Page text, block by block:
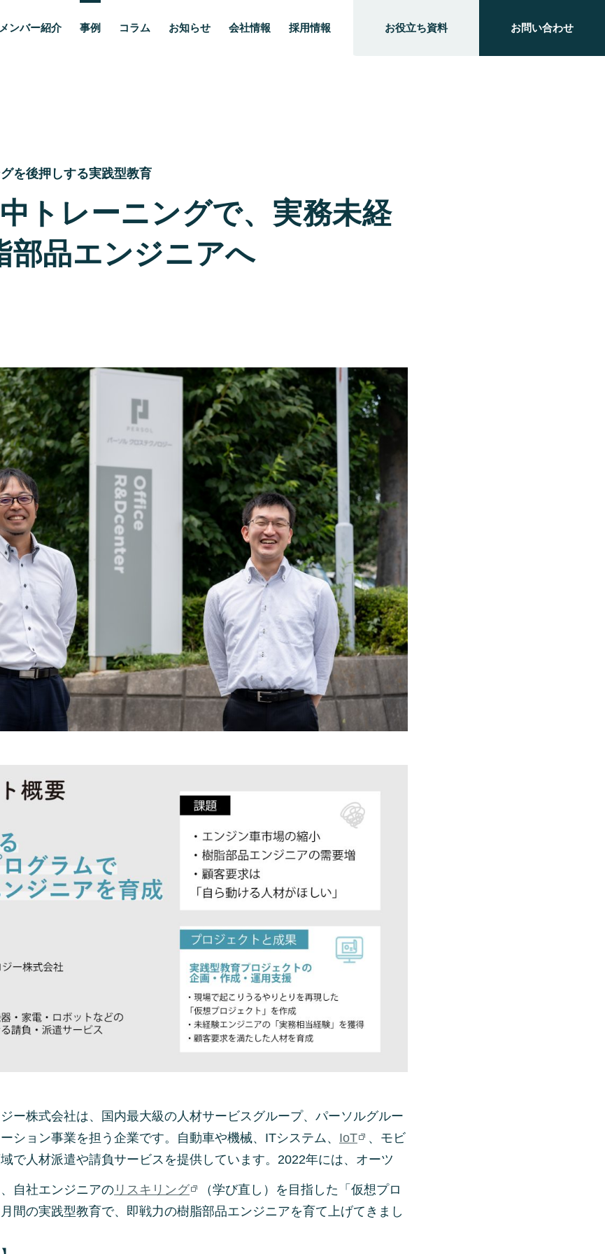
メンバー紹介 事例 コラム お知らせ 会社情報 採用情報 お役立ち資料 お問い合わせ
を後押しする実践型教育
トレーニングで、実務未経
部品エンジニアへ
ー株式会社は、国内最大級の人材サービスグループ、パーソルグルー
ション事業を担う企業です。自動車や機械、ITシステム、 IoT
、モビ
で人材派遣や請負サービスを提供しています。2022年には、オーツ
自社エンジニアの リスキリング
（学び直し）を目指した「仮想プロ
間の実践型教育で、即戦力の樹脂部品エンジニアを育て上げてきまし